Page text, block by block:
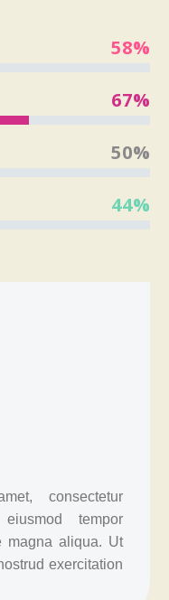
58%
67%
50%
44%
consectetur
tempor
magna aliqua. Ut
exercitation